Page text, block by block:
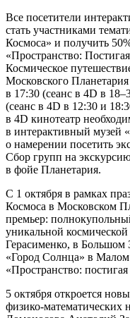
Все посетители
стать участниками
Космоса» и получить
«Пространство:
Космическое
Московского
в 17:30 (сеанс в 4D в
(сеанс в 4D в 12:30 и
в 4D кинотеатр
в интерактивный музей
о намерении посетить
Сбор групп на
в фойе Планетария.
С 1 октября в рамках
Космоса в Московском
премьер:
уникальной
Герасименко, в Большом
«Город Солнца» в Малом
«Пространство:
5 октября откроется
физико-